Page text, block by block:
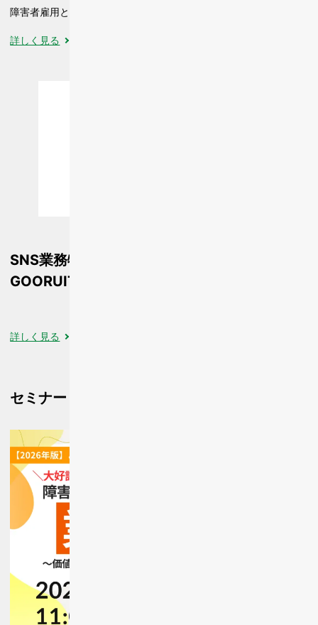
障害者雇用と応対品質向上の両立を実現
詳しく見る
SNS業務特化型障害者雇用支援サービス
GOORUIT
詳しく見る
セミナー